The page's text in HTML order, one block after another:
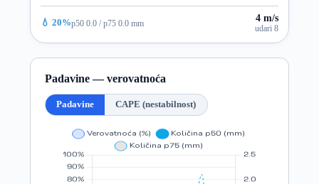
💧 20%p50 0.0 / p75 0.0 mm 4 m/s
udari 8
Padavine — verovatnoća
Padavine CAPE (nestabilnost)